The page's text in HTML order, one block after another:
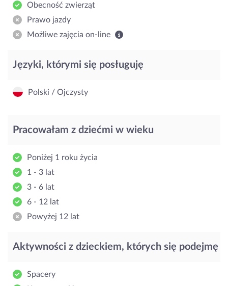
Obecność zwierząt
Prawo jazdy
Możliwe zajęcia on-line
Języki, którymi się posługuję
Polski / Ojczysty
Pracowałam z dziećmi w wieku
Poniżej 1 roku życia
1 - 3 lat
3 - 6 lat
6 - 12 lat
Powyżej 12 lat
Aktywności z dzieckiem, których się podejmę
Spacery